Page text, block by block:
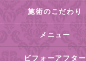
施術のこだわり
メニュー
ビフォーアフター